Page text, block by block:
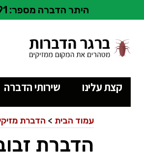
היתר הדברה מספר: 3091 ו-1490
קצת עלינו שירותי הדברה
עמוד הבית > הדברת
הדברת